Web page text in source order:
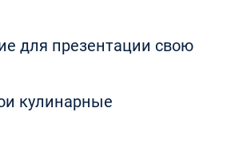
для презентации свою
кулинарные